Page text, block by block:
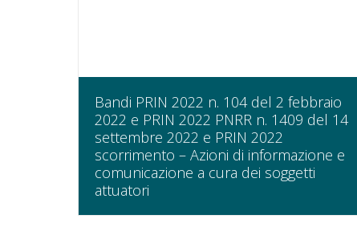
Bandi PRIN 2022 n. 104 del 2 febbraio
2022 e PRIN 2022 PNRR n. 1409 del 14
settembre 2022 e PRIN 2022
scorrimento – Azioni di informazione e
comunicazione a cura dei soggetti
attuatori